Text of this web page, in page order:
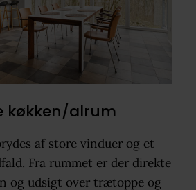
køkken/alrum
af store vinduer og et
Fra rummet er der direkte
og udsigt over trætoppe og